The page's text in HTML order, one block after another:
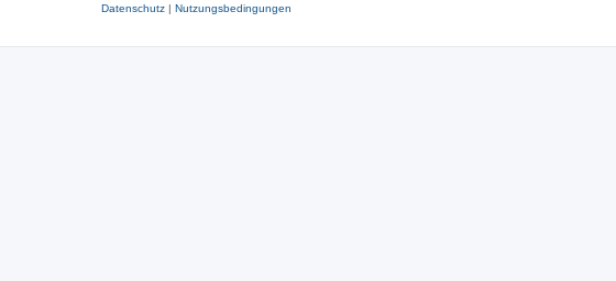
Datenschutz| Nutzungsbedingungen